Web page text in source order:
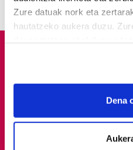
Zure datuak nork eta
hautatzeko aukera duzu.
If you allow, we would also
Collect information
Identify your device
Dena